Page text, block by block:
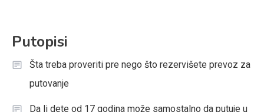
Putopisi
Šta treba proveriti pre nego što rezervišete prevoz za
putovanje
Da li dete od 17 godina može samostalno da putuje u